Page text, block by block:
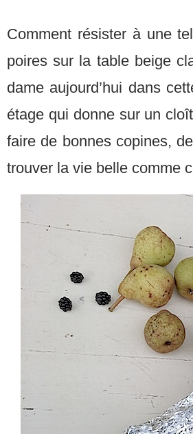
Comment résister à une
poires sur la table beige
dame aujourd’hui dans
étage qui donne sur un
faire de bonnes copines,
trouver la vie belle comme